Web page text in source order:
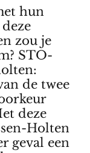
hun
zou je
STO-
de twee
deze
Holten
geval een